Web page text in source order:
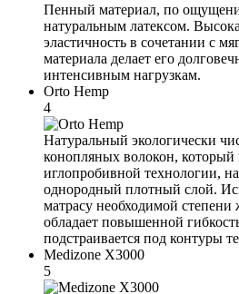
Пенный материал, по
натуральным латексом.
эластичность в сочетании с
материала делает его
интенсивным нагрузкам.
Orto Hemp
4
Натуральный экологически
конопляных волокон, который
иглопробивной технологии,
однородный плотный слой.
матрасу необходимой степени
обладает повышенной
подстраивается под контуры
Medizone X3000
5